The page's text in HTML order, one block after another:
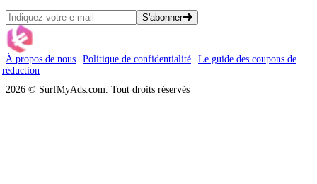
S'abonner
À propos de nous Politique de confidentialité
Le guide des coupons de
réduction
2026 © SurfMyAds.com. Tout droits réservés